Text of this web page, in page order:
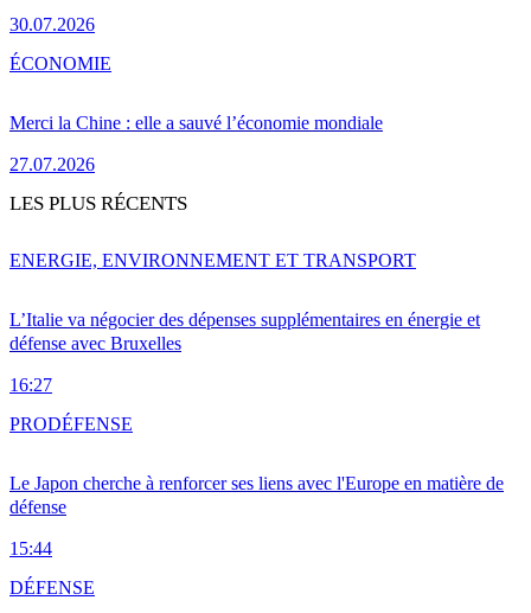
30.07.2026
Merci la Chine : elle a sauvé l’économie mondiale
27.07.2026
ÉCONOMIE
LES PLUS RÉCENTS
L’Italie va négocier des dépenses supplémentaires en énergie et
défense avec Bruxelles
16:27
ENERGIE, ENVIRONNEMENT ET TRANSPORT
Le Japon cherche à renforcer ses liens avec l'Europe en matière de
défense
15:44
PRODÉFENSE
DÉFENSE